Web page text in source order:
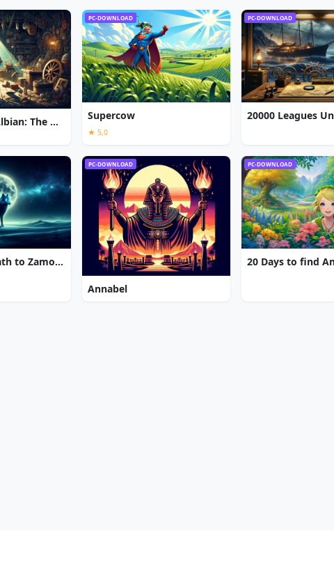
Chronicles of Albian: The Magic Convention
PC-DOWNLOAD
Supercow
★ 5,0
PC-DOWNLOAD
7 Gates: The Path to Zamolxes
PC-DOWNLOAD
Annabel
PC-DOWNLOAD
20 Days to find